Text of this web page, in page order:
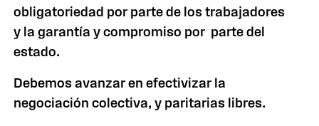
obligatoriedad por parte de los trabajadores
y la garantía y compromiso por parte del
estado.
Debemos avanzar en efectivizar la
negociación colectiva, y paritarias libres.